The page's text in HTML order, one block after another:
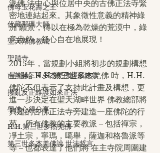
佛母玉花壽之王
伏藏那瑪大師
聖天湖佛教城
聖蹟寺
南無第三世多杰羌佛經藏總集
撥亂反正維護如來正法
學佛心得分享
H.H.第三世多杰羌佛
第三世多杰羌佛說 世法哲言
派佛 法中心與位居中央的古佛正法寺緊
密地連結起來。其象徵性意義的精神綠
洲 願景，得以在極為乾燥的荒漠中，綠
意盎然、舒心自在地展現！
2015年，當規劃小組將初步的規劃構想
呈報給 H.H.第三世多杰羌佛 時，H.H.
佛陀不但表示了支持此計畫及構想，更
進一步決定在聖天湖畔世界 佛教總部將
興建的古佛正法寺旁建造一座佛陀的行
苑。所有佛教的主要教派 – 包括禪宗，
凈土宗，寧瑪，噶舉，薩迦和格魯派等
等 – 也都表達了他們將 在主寺院周圍建